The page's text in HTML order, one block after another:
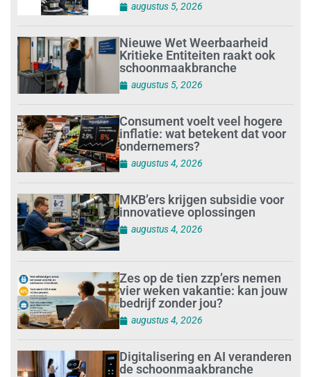
augustus 5, 2026
Nieuwe Wet Weerbaarheid
Kritieke Entiteiten raakt ook
schoonmaakbranche
augustus 5, 2026
Consument voelt veel hogere
inflatie: wat betekent dat voor
ondernemers?
augustus 4, 2026
MKB’ers krijgen subsidie voor
innovatieve oplossingen
augustus 4, 2026
Zes op de tien zzp’ers nemen
vier weken vakantie: kan jouw
bedrijf zonder jou?
augustus 4, 2026
Digitalisering en AI veranderen
de schoonmaakbranche